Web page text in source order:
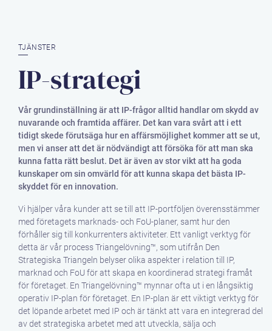
TJÄNSTER
IP-strategi
Vår grundinställning är att IP-frågor alltid handlar om skydd av
nuvarande och framtida affärer. Det kan vara svårt att i ett
tidigt skede förutsäga hur en affärsmöjlighet kommer att se ut,
men vi anser att det är nödvändigt att försöka för att man ska
kunna fatta rätt beslut. Det är även av stor vikt att ha goda
kunskaper om sin omvärld för att kunna skapa det bästa IP-
skyddet för en innovation.
Vi hjälper våra kunder att se till att IP-portföljen överensstämmer
med företagets marknads- och FoU-planer, samt hur den
förhåller sig till konkurrenters aktiviteter. Ett vanligt verktyg för
detta är vår process Triangelövning™, som utifrån Den
Strategiska Triangeln belyser olika aspekter i relation till IP,
marknad och FoU för att skapa en koordinerad strategi framåt
för företaget. En Triangelövning™ mynnar ofta ut i en långsiktig
operativ IP-plan för företaget. En IP-plan är ett viktigt verktyg för
det löpande arbetet med IP och är tänkt att vara en integrerad del
av det strategiska arbetet med att utveckla, sälja och